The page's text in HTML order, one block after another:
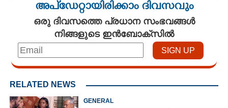
അപ്ഡേറ്റായിരിക്കാം ദിവസവും
ഒരു ദിവസത്തെ പ്രധാന സംഭവങ്ങൾ
നിങ്ങളുടെ ഇൻബോക്സിൽ
RELATED NEWS
GENERAL